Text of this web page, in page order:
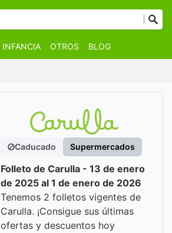
INFANCIA OTROS BLOG
Caducado Supermercados
Folleto de Carulla - 13 de enero
de 2025 al 1 de enero de 2026
Tenemos 2 folletos vigentes de
Carulla. ¡Consigue sus últimas
ofertas y descuentos hoy